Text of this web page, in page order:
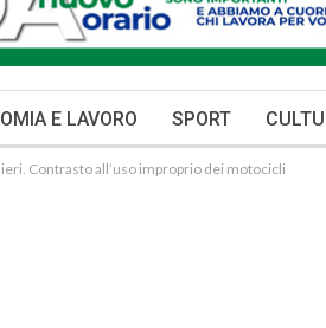
E LAVORO SPORT
Contrasto all’uso improprio dei motocicli